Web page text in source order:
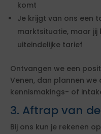
komt
Je krijgt van ons een
marktsituatie, maar jij
uiteindelijke tarief
Ontvangen we een
Venen, dan plannen
kennismakings- of
3. Aftrap van
Bij ons kun je rekenen